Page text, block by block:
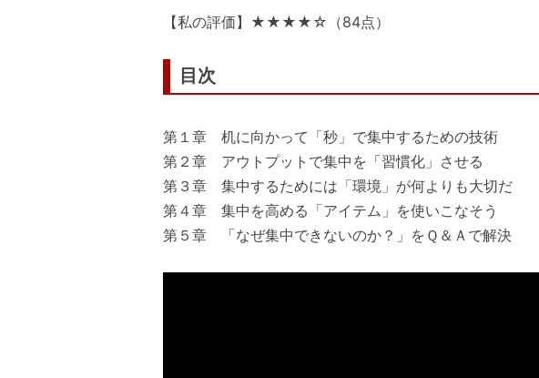
【私の評価】★★★★☆（84点）
目次
第１章 机に向かって「秒」で集中するための技術
第２章 アウトプットで集中を「習慣化」させる
第３章 集中するためには「環境」が何よりも大切だ
第４章 集中を高める「アイテム」を使いこなそう
第５章 「なぜ集中できないのか？」をＱ＆Ａで解決